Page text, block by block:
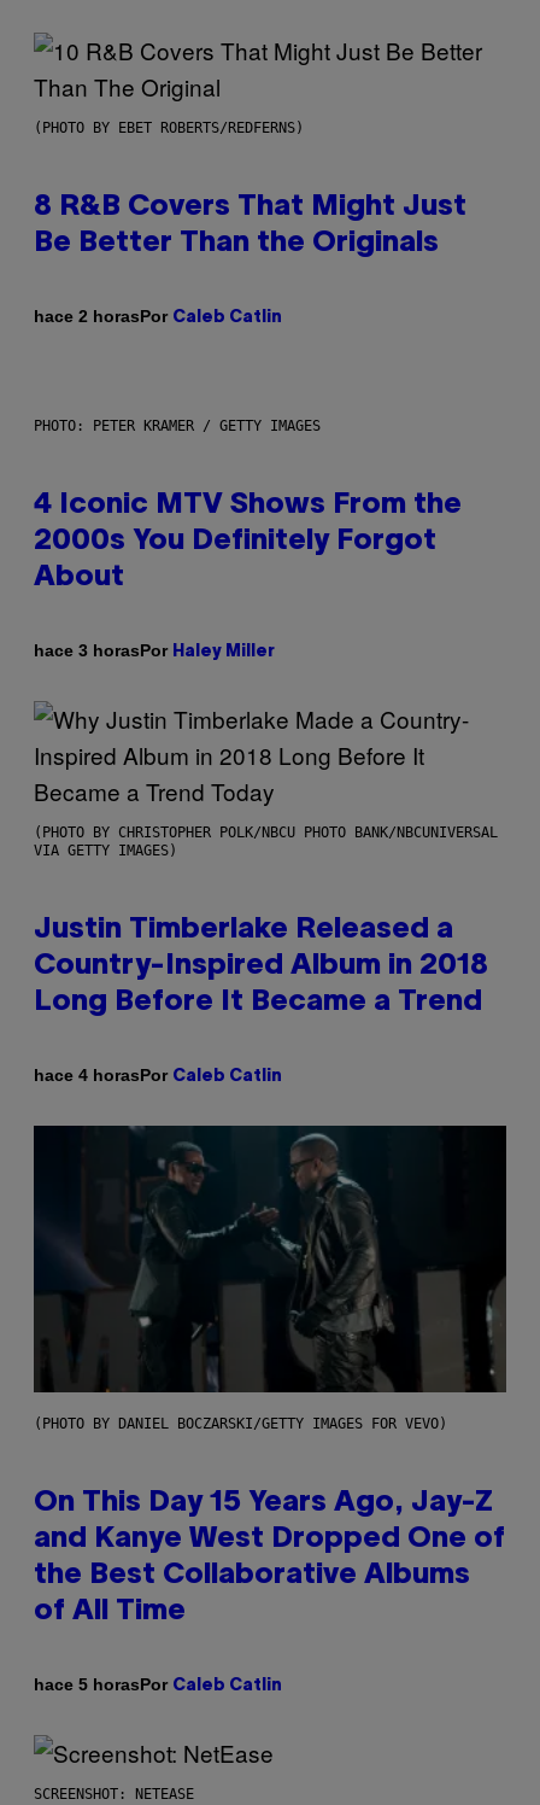
(PHOTO BY EBET ROBERTS/REDFERNS)
8 R&B Covers That Might Just
Be Better Than the Originals
hace 2 horasPor Caleb Catlin
PHOTO: PETER KRAMER / GETTY IMAGES
4 Iconic MTV Shows From the
2000s You Definitely Forgot
About
hace 3 horasPor Haley Miller
(PHOTO BY CHRISTOPHER POLK/NBCU PHOTO BANK/NBCUNIVERSAL
VIA GETTY IMAGES)
Justin Timberlake Released a
Country-Inspired Album in 2018
Long Before It Became a Trend
hace 4 horasPor Caleb Catlin
(PHOTO BY DANIEL BOCZARSKI/GETTY IMAGES FOR VEVO)
On This Day 15 Years Ago, Jay-Z
and Kanye West Dropped One of
the Best Collaborative Albums
of All Time
hace 5 horasPor Caleb Catlin
SCREENSHOT: NETEASE